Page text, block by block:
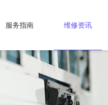
服务指南 维修资讯